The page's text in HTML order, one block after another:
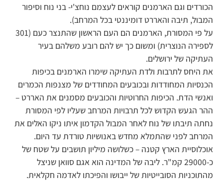
הכורדים וגם הארמנים קוראים לעצמם נוחצ'י- בני נוח וסיפור
המבול, תיבה והאררט דומיננטי בכל המרחב).
על פי המסורת, הארמנים הם העם הראשון שהתנצר כעם (301
לספירה הנוצרית) ומשום כך יש להם רובע משלהם בעיר
העתיקה של ירושלים.
את היחס לתרבות ולדת העתיקה שימרו הארמנים בכיפות
הכנסיות המחודדות ובכובעים המחודדים של מצנפות הכמרים
ואנשי הדת. הכיפות החרוטיות והכובעים מסמנים את האררט –
ההר הגעש הקדוש לכל תרבויות המרחב שעליו לפי המסורת
נחתה תיבתו של נוח לאחר המבול הקדמון איתו ניקו האלים את
המרחב לפני שהתמלא מחדש באנושיות טורדת עד היום.
אוכלוסיית הארץ קטנה – כשלושה מיליון תושבים על שטח של
כ-29000 קמ"ר. ליבה של המדינה הוא אגם סוואן שניצל
מהתוכניות הסובייטיות של ייבושו והפיכתו לאדמה חקלאית.